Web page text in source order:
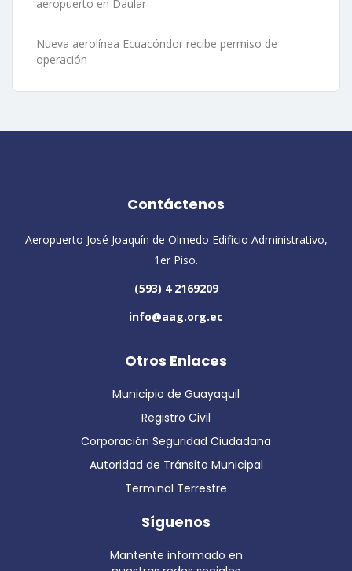
aeropuerto en Daular
Nueva aerolínea Ecuacóndor recibe permiso de
operación
Contáctenos
Aeropuerto José Joaquín de Olmedo Edificio Administrativo,
1er Piso.
(593) 4 2169209
info@aag.org.ec
Otros Enlaces
Municipio de Guayaquil
Registro Civil
Corporación Seguridad Ciudadana
Autoridad de Tránsito Municipal
Terminal Terrestre
Síguenos
Mantente informado en